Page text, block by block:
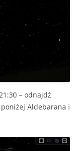
– odnajdź
Aldebarana i